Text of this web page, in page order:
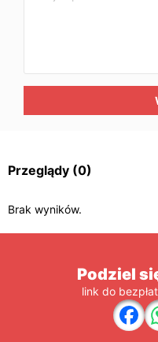
Przeglądy (0)
Brak wyników.
Podziel
link do